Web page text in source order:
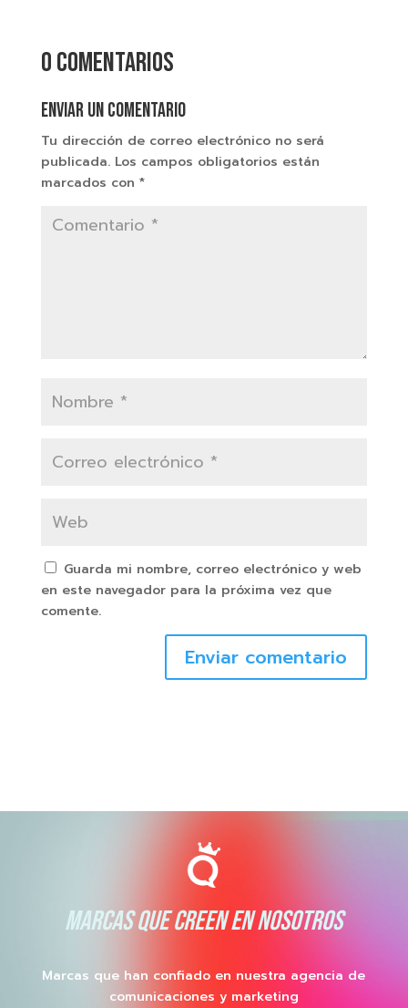
0 comentarios
Enviar un comentario
Tu dirección de correo electrónico no será
publicada. Los campos obligatorios están
marcados con *
Guarda mi nombre, correo electrónico y web
en este navegador para la próxima vez que
comente.
Enviar comentario
MARCAS QUE CREEN EN NOSOTROS
Marcas que han confiado en nuestra agencia de
comunicaciones y marketing